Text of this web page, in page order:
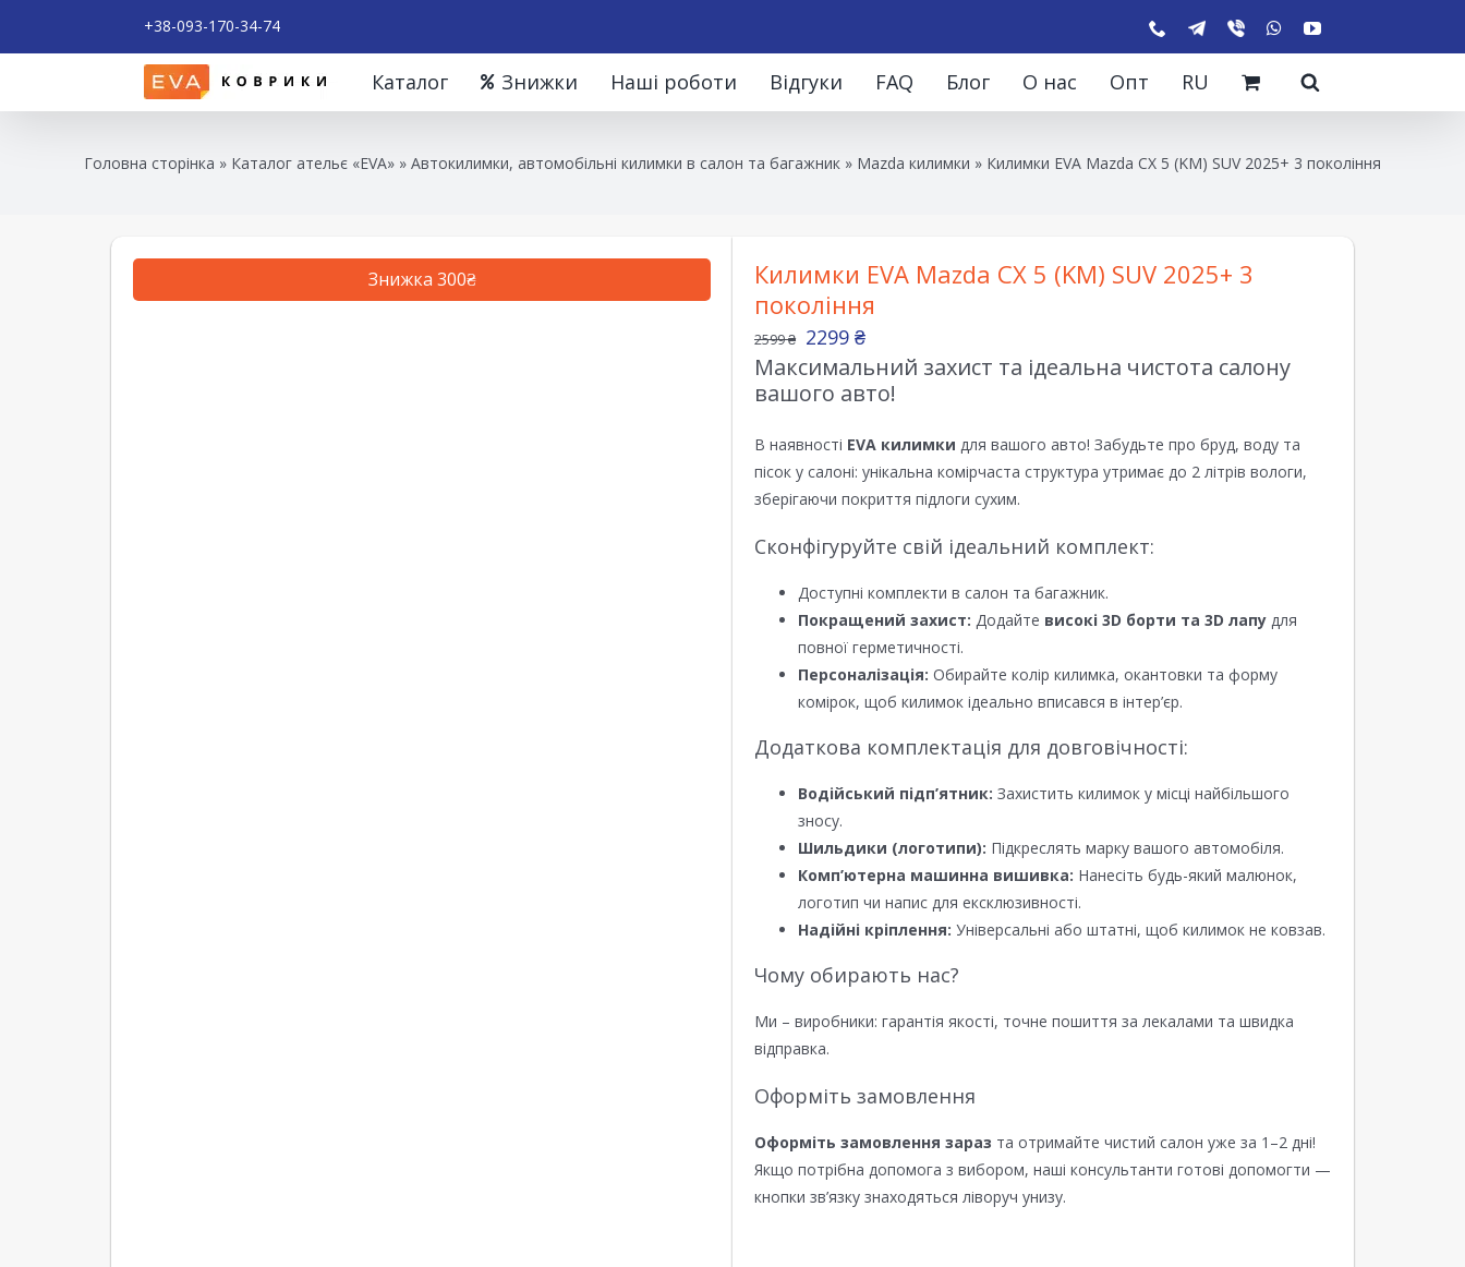
+38-093-170-34-74
Каталог Знижки Наші роботи Відгуки FAQ Блог О нас Опт RU
Головна сторінка » Каталог ательє «EVA» » Автокилимки, автомобільні килимки в салон та багажник » Mazda килимки » Килимки EVA Mazda CX 5 (KM) SUV 2025+ 3 покоління
Знижка 300₴
Килимки EVA Mazda CX 5 (KM) SUV 2025+ 3
покоління
2599₴ 2299 ₴
Максимальний захист та ідеальна чистота салону
вашого авто!
В наявності EVA килимки для вашого авто! Забудьте про бруд, воду та
пісок у салоні: унікальна комірчаста структура утримає до 2 літрів вологи,
зберігаючи покриття підлоги сухим.
Сконфігуруйте свій ідеальний комплект:
Доступні комплекти в салон та багажник.
Покращений захист: Додайте високі 3D борти та 3D лапу для
повної герметичності.
Персоналізація: Обирайте колір килимка, окантовки та форму
комірок, щоб килимок ідеально вписався в інтер’єр.
Додаткова комплектація для довговічності:
Водійський підп’ятник: Захистить килимок у місці найбільшого
зносу.
Шильдики (логотипи): Підкреслять марку вашого автомобіля.
Комп’ютерна машинна вишивка: Нанесіть будь-який малюнок,
логотип чи напис для ексклюзивності.
Надійні кріплення: Універсальні або штатні, щоб килимок не ковзав.
Чому обирають нас?
Ми – виробники: гарантія якості, точне пошиття за лекалами та швидка
відправка.
Оформіть замовлення
Оформіть замовлення зараз та отримайте чистий салон уже за 1–2 дні!
Якщо потрібна допомога з вибором, наші консультанти готові допомогти —
кнопки зв’язку знаходяться ліворуч унизу.